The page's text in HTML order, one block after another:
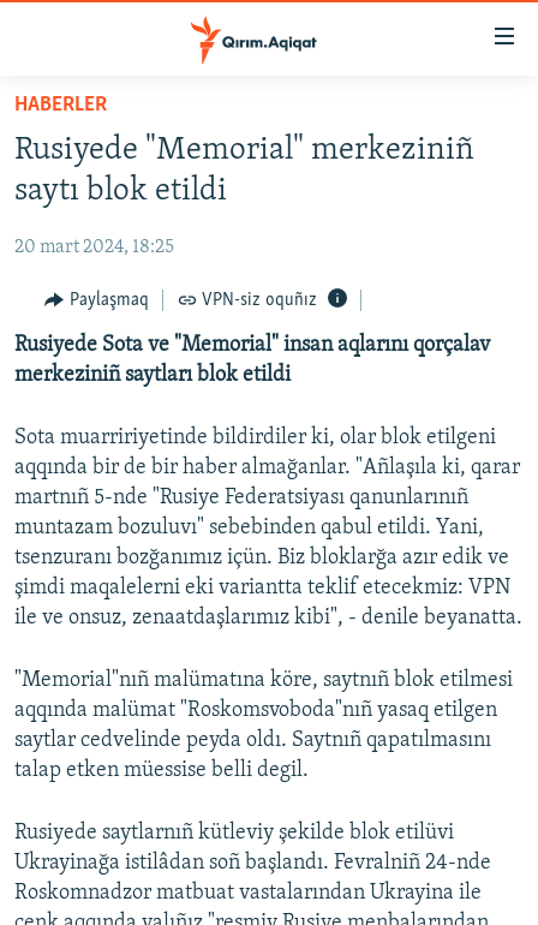
Esas
qaytmaq
Baş
navigatsiyağa
qaytmaq
qaytmaq
SİYASET
İQTİSADİYAT
CEMİYET
MEDENİYET
İNSAN AQLARI
VİDEO
SÜRET
BLOGLAR
FİKİR
Русский
Українською
QOŞULIÑIZ!
HABERLER
Rusiyede "Memorial" merkeziniñ
saytı blok etildi
20 mart 2024, 18:25
Paylaşmaq VPN-siz oquñız
Rusiyede Sota ve "Memorial" insan aqlarını qorçalav
merkeziniñ saytları blok etildi
Sota muarririyetinde bildirdiler ki, olar blok etilgeni
aqqında bir de bir haber almağanlar. "Añlaşıla ki, qarar
martnıñ 5-nde "Rusiye Federatsiyası qanunlarınıñ
muntazam bozuluvı" sebebinden qabul etildi. Yani,
tsenzuranı bozğanımız içün. Biz bloklarğa azır edik ve
şimdi maqalelerni eki variantta teklif etecekmiz: VPN
ile ve onsuz, zenaatdaşlarımız kibi", - denile beyanatta.
"Memorial"nıñ malümatına köre, saytnıñ blok etilmesi
aqqında malümat "Roskomsvoboda"nıñ yasaq etilgen
saytlar cedvelinde peyda oldı. Saytnıñ qapatılmasını
talap etken müessise belli degil.
Rusiyede saytlarnıñ kütleviy şekilde blok etilüvi
Ukrayinağa istilâdan soñ başlandı. Fevralniñ 24-nde
Roskomnadzor matbuat vastalarından Ukrayina ile